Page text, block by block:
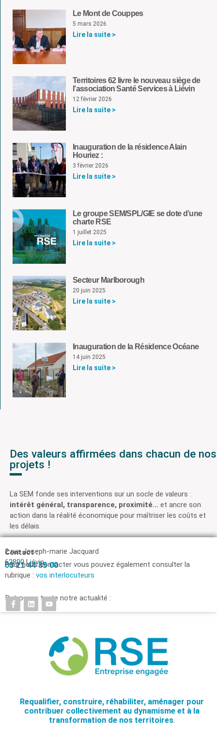
Le Mont de Couppes
5 mars 2026
Lire la suite >
Territoires 62 livre le nouveau siège de
l’association Santé Services à Liévin
12 février 2026
Lire la suite >
Inauguration de la résidence Alain
Houriez :
3 février 2026
Lire la suite >
Le groupe SEM/SPL/GIE se dote d’une
charte RSE
1 juillet 2025
Lire la suite >
Secteur Marlborough
20 juin 2025
Lire la suite >
Inauguration de la Résidence Océane
14 juin 2025
Lire la suite >
Des valeurs affirmées dans chacun de nos
projets !
La SEM fonde ses interventions sur un socle de valeurs :
intérêt général, transparence, proximité… et ancre son
action dans la réalité économique pour maîtriser les coûts et
les délais.
Contact :
2 rue Joseph-marie Jacquard
62800 Liévin
03 21 44 85 00
Pour nous contacter vous pouvez également consulter la
rubrique : vos interlocuteurs
Retrouvez toute notre actualité :
Requalifier, construire, réhabiliter, aménager pour
contribuer collectivement au dynamisme et à la
transformation de nos territoires.